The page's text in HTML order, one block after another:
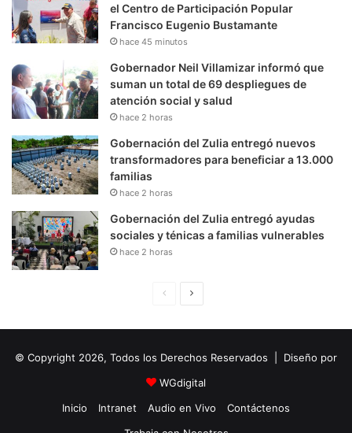
el Centro de Participación Popular
Francisco Eugenio Bustamante
hace 45 minutos
Gobernador Neil Villamizar informó que
suman un total de 69 despliegues de
atención social y salud
hace 2 horas
Gobernación del Zulia entregó nuevos
transformadores para beneficiar a 13.000
familias
hace 2 horas
Gobernación del Zulia entregó ayudas
sociales y ténicas a familias vulnerables
hace 2 horas
i
n
a
u
i
e
© Copyright 2026, Todos los Derechos Reservados | Diseño por
WGdigital
Inicio
Intranet Audio en Vivo
Contáctenos